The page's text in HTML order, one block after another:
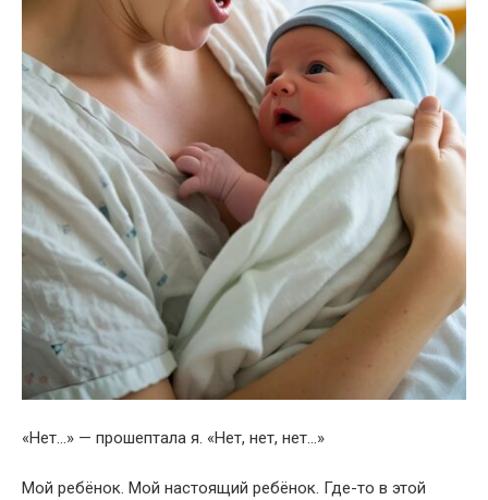
«Нет…» — прошептала я. «Нет, нет, нет…»
Мой ребёнок. Мой настоящий ребёнок. Где-то в этой